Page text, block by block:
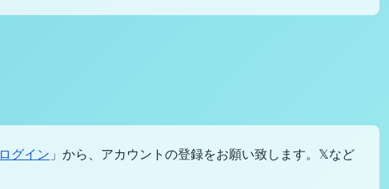
ログイン 」から、アカウントの登録をお願い致します。𝕏など